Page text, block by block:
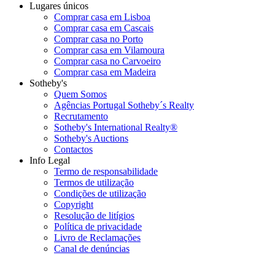
Lugares únicos
Comprar casa em Lisboa
Comprar casa em Cascais
Comprar casa no Porto
Comprar casa em Vilamoura
Comprar casa no Carvoeiro
Comprar casa em Madeira
Sotheby's
Quem Somos
Agências Portugal Sotheby´s Realty
Recrutamento
Sotheby's International Realty®
Sotheby's Auctions
Contactos
Info Legal
Termo de responsabilidade
Termos de utilização
Condições de utilização
Copyright
Resolução de litígios
Política de privacidade
Livro de Reclamações
Canal de denúncias